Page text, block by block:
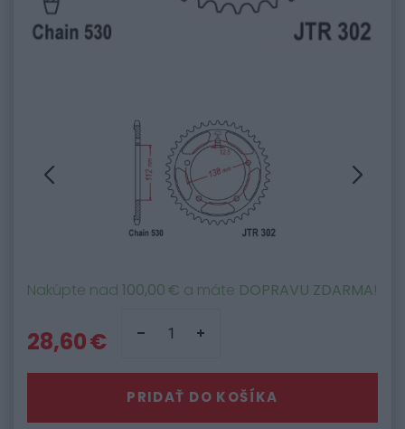
Nakúpte nad 100,00 € a máte DOPRAVU ZDARMA!
28,60 €
PRIDAŤ DO KOŠÍKA